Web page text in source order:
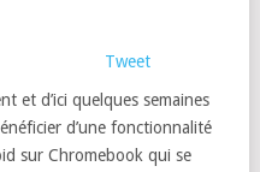
Tweet
et d’ici quelques semaines
d’une fonctionnalité
sur Chromebook qui se